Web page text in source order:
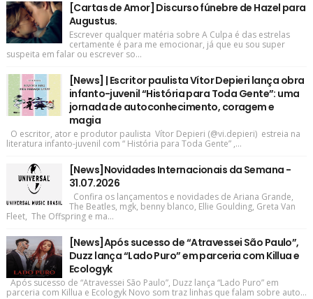
[Cartas de Amor] Discurso fúnebre de Hazel para
Augustus.
Escrever qualquer matéria sobre A Culpa é das estrelas
certamente é para me emocionar, já que eu sou super
suspeita em falar ou escrever so...
[News] | Escritor paulista Vítor Depieri lança obra
infanto-juvenil “História para Toda Gente”: uma
jornada de autoconhecimento, coragem e
magia
O escritor, ator e produtor paulista Vítor Depieri (@vi.depieri) estreia na
literatura infanto-juvenil com “ História para Toda Gente” ,...
[News]Novidades Internacionais da Semana -
31.07.2026
Confira os lançamentos e novidades de Ariana Grande,
The Beatles, mgk, benny blanco, Ellie Goulding, Greta Van
Fleet, The Offspring e ma...
[News]Após sucesso de “Atravessei São Paulo”,
Duzz lança “Lado Puro” em parceria com Killua e
Ecologyk
Após sucesso de “Atravessei São Paulo”, Duzz lança “Lado Puro” em
parceria com Killua e Ecologyk Novo som traz linhas que falam sobre auto...